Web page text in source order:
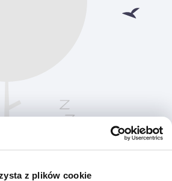
z plików cookie